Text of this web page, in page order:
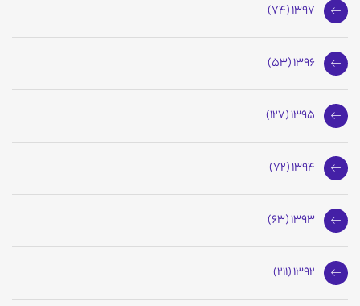
1397 (74)
1396 (53)
1395 (127)
1394 (72)
1393 (63)
1392 (211)